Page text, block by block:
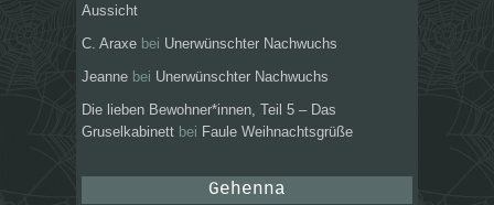
Aussicht
C. Araxe bei Unerwünschter Nachwuchs
Jeanne bei Unerwünschter Nachwuchs
Die lieben Bewohner*innen, Teil 5 – Das
Gruselkabinett bei Faule Weihnachtsgrüße
Gehenna